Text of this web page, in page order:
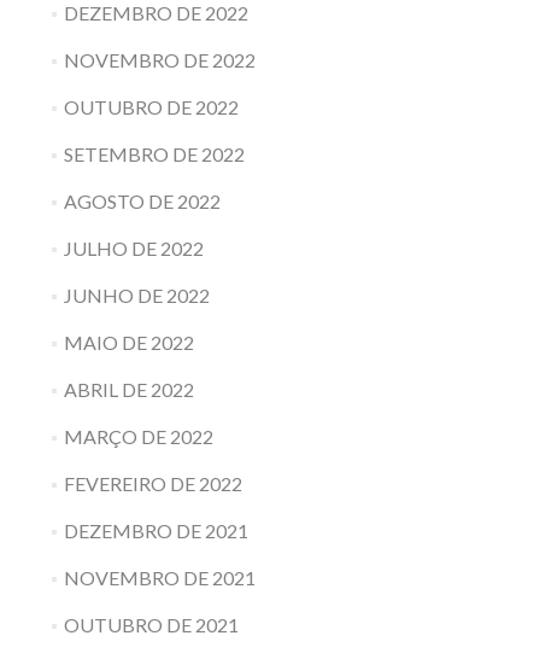
DEZEMBRO DE 2022
NOVEMBRO DE 2022
OUTUBRO DE 2022
SETEMBRO DE 2022
AGOSTO DE 2022
JULHO DE 2022
JUNHO DE 2022
MAIO DE 2022
ABRIL DE 2022
MARÇO DE 2022
FEVEREIRO DE 2022
DEZEMBRO DE 2021
NOVEMBRO DE 2021
OUTUBRO DE 2021